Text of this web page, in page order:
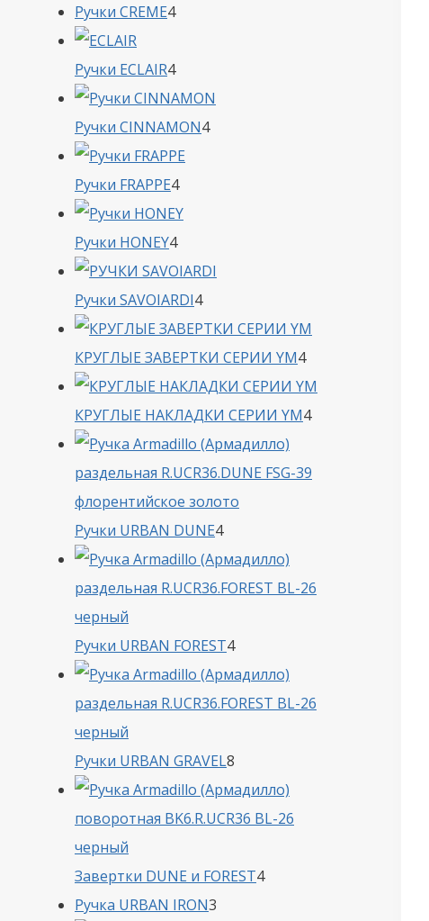
Ручки CREME44
Ручки ECLAIR44
товара
Ручки CINNAMON44
Ручки FRAPPE44
товара
Ручки HONEY44
товара
Ручки SAVOIARDI44
товара
КРУГЛЫЕ ЗАВЕРТКИ СЕРИИ YM44
товара
КРУГЛЫЕ НАКЛАДКИ СЕРИИ YM44
Ручки URBAN DUNE44
товара
Ручки URBAN FOREST44
товара
Ручки URBAN GRAVEL8
товаров
Завертки DUNE и FOREST44
Ручка URBAN IRON3